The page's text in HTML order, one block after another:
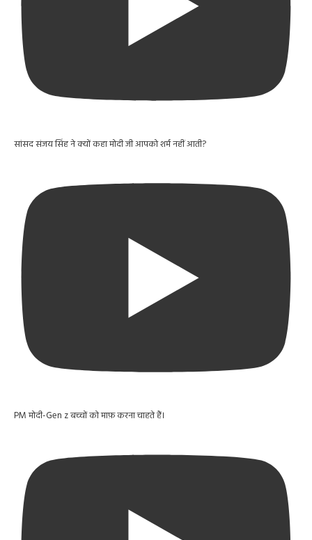
सांसद संजय सिंह ने क्यों कहा मोदी जी आपको शर्म नहीं आती?
PM मोदी-Gen z बच्चों को माफ़ करना चाहते हैं।